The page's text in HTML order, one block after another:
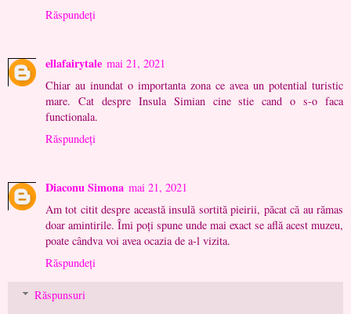
Răspundeți
ellafairytale mai 21, 2021
Chiar au inundat o importanta zona ce avea un potential turistic
mare. Cat despre Insula Simian cine stie cand o s-o faca
functionala.
Răspundeți
Diaconu Simona mai 21, 2021
Am tot citit despre această insulă sortită pieirii, păcat că au rămas
doar amintirile. Îmi poți spune unde mai exact se află acest muzeu,
poate cândva voi avea ocazia de a-l vizita.
Răspundeți
Răspunsuri